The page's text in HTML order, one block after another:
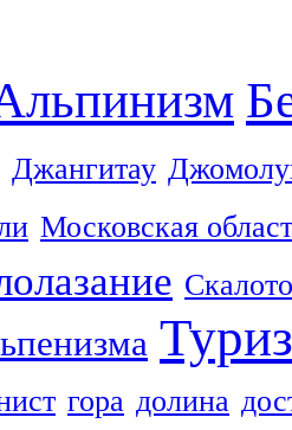
Джангитау
Московская
гора долина